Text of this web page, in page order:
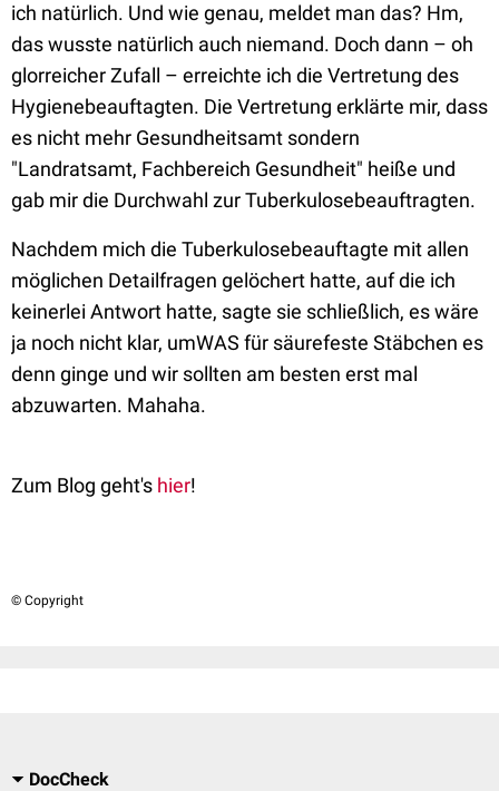
ich natürlich. Und wie genau, meldet man das? Hm,
das wusste natürlich auch niemand. Doch dann – oh
glorreicher Zufall – erreichte ich die Vertretung des
Hygienebeauftagten. Die Vertretung erklärte mir, dass
es nicht mehr Gesundheitsamt sondern
"Landratsamt, Fachbereich Gesundheit" heiße und
gab mir die Durchwahl zur Tuberkulosebeauftragten.
Nachdem mich die Tuberkulosebeauftagte mit allen
möglichen Detailfragen gelöchert hatte, auf die ich
keinerlei Antwort hatte, sagte sie schließlich, es wäre
ja noch nicht klar, umWAS für säurefeste Stäbchen es
denn ginge und wir sollten am besten erst mal
abzuwarten. Mahaha.
Zum Blog geht's hier!
© Copyright
DocCheck